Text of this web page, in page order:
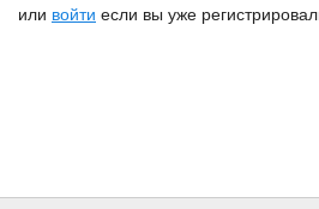
или войти если вы уже